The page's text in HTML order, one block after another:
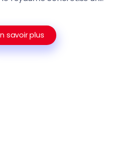
savoir plus